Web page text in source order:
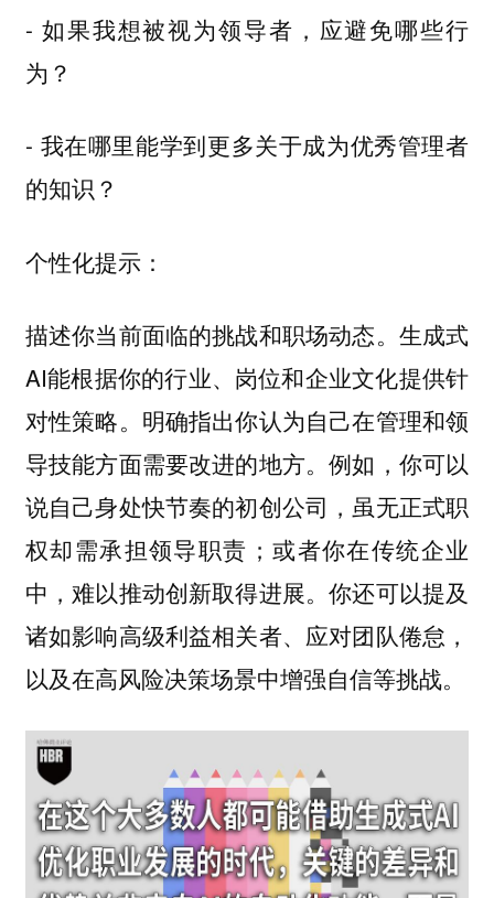
- 如果我想被视为领导者，应避免哪些行
为？
- 我在哪里能学到更多关于成为优秀管理者
的知识？
个性化提示：
描述你当前面临的挑战和职场动态。生成式
AI能根据你的行业、岗位和企业文化提供针
对性策略。明确指出你认为自己在管理和领
导技能方面需要改进的地方。例如，你可以
说自己身处快节奏的初创公司，虽无正式职
权却需承担领导职责；或者你在传统企业
中，难以推动创新取得进展。你还可以提及
诸如影响高级利益相关者、应对团队倦怠，
以及在高风险决策场景中增强自信等挑战。